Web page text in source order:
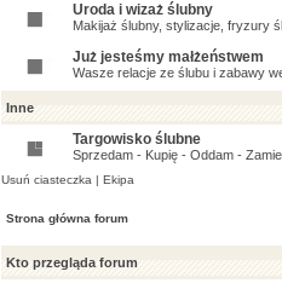
Uroda i wizaż ślubny
Makijaż ślubny, stylizacje, fryzury
Już jesteśmy małżeństwem
Wasze relacje ze ślubu i zabawy
Inne
Targowisko ślubne
Sprzedam - Kupię - Oddam -
Usuń ciasteczka | Ekipa
Strona główna forum
Kto przegląda forum